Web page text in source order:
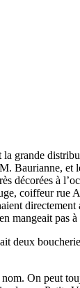
grande
Baurianne,
décorées à
coiffeur rue
mangeait pas à
On peut